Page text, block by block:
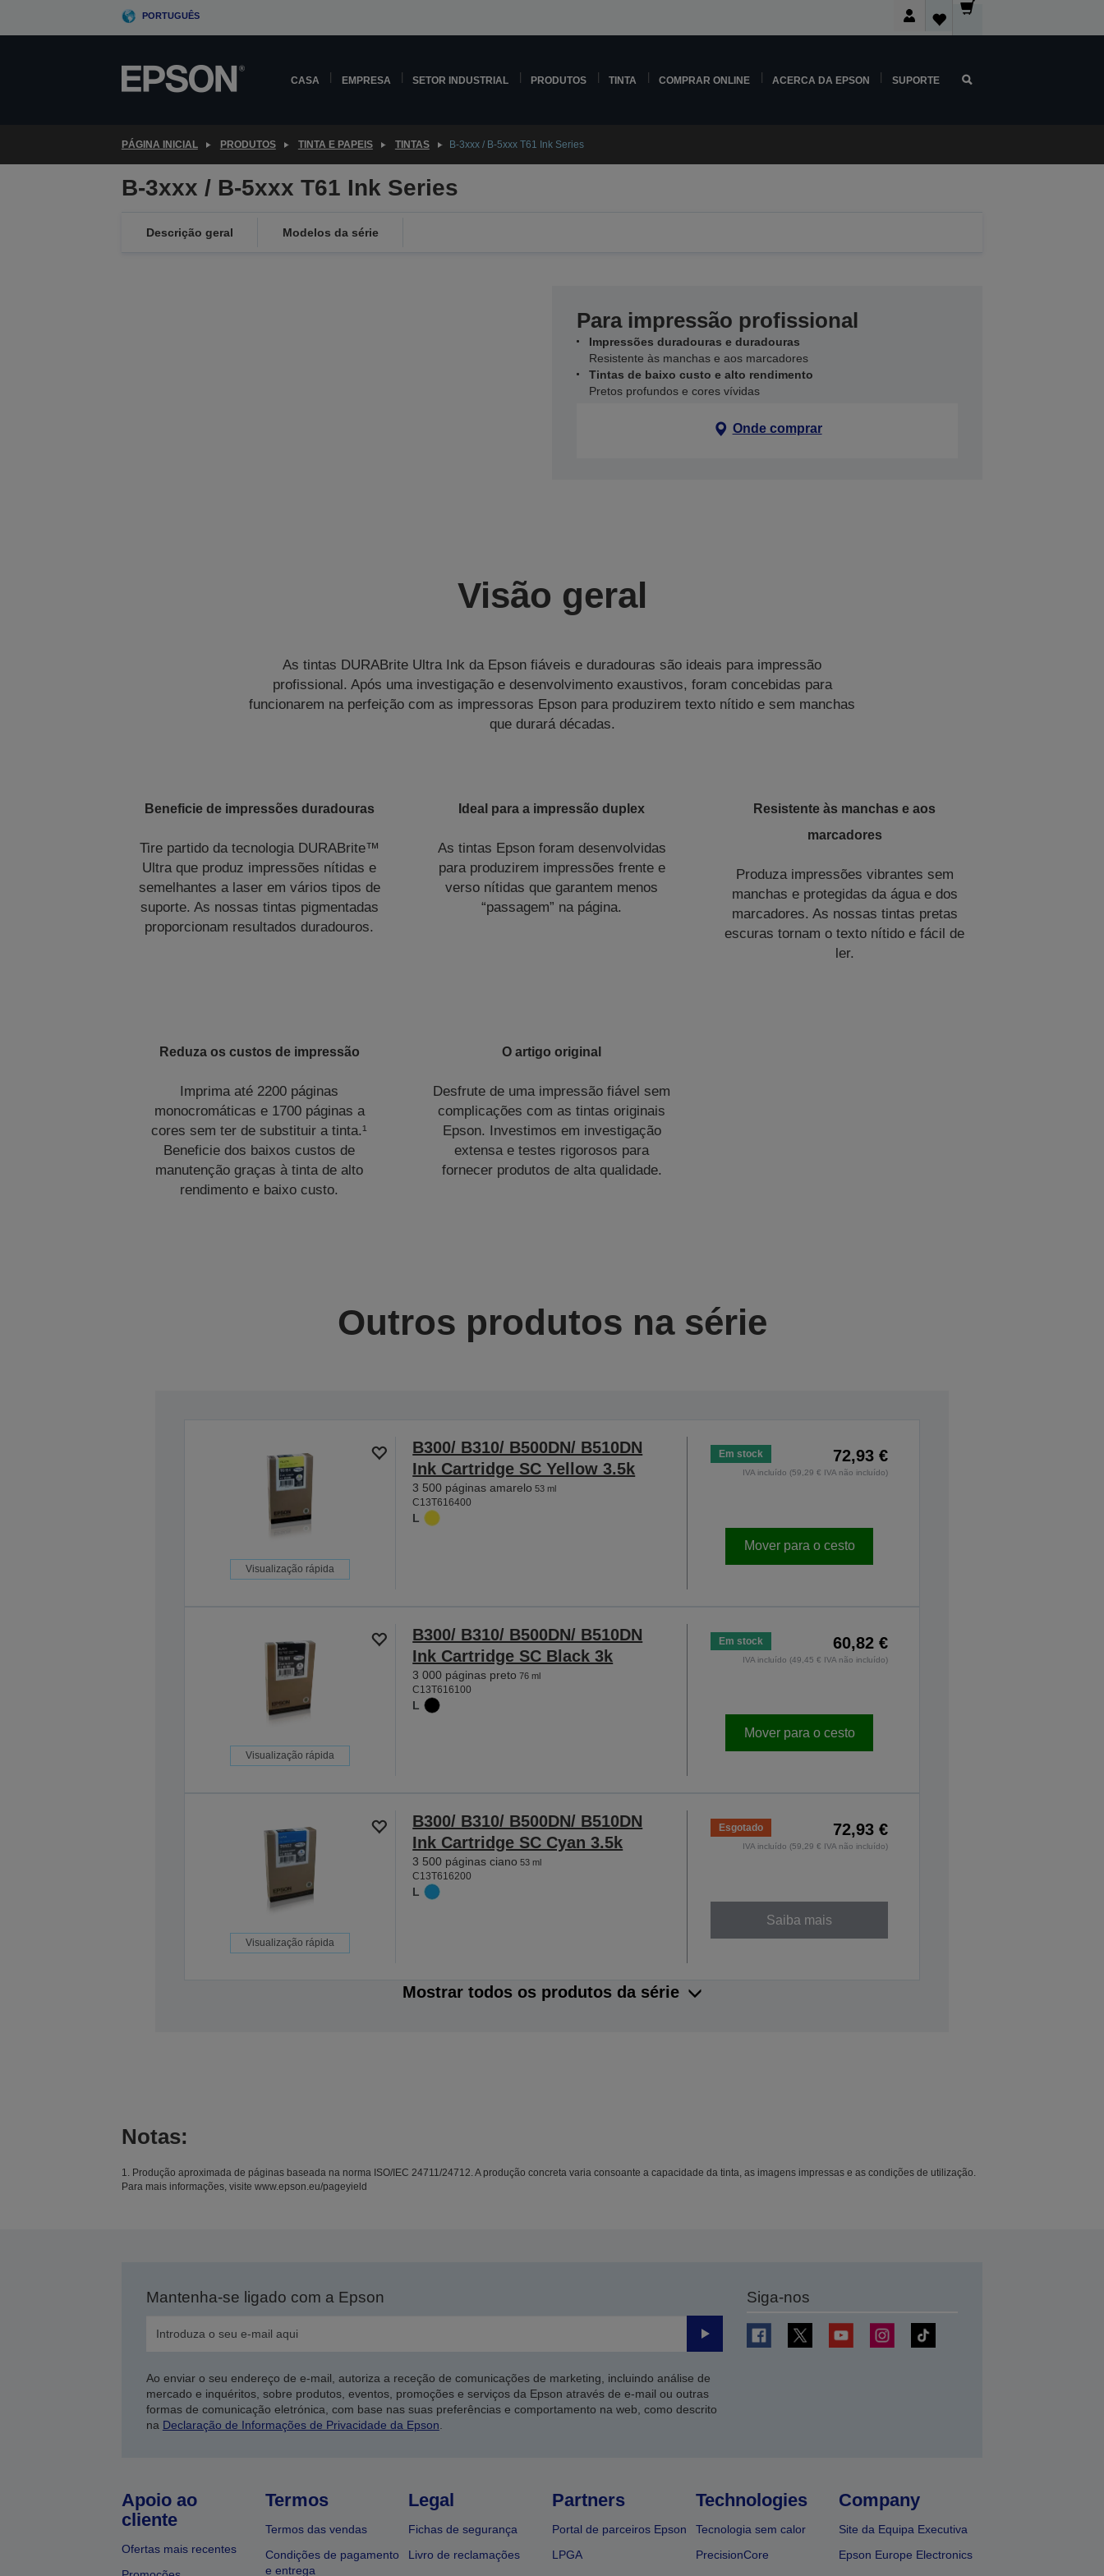
PORTUGUÊS
CASA EMPRESA SETOR INDUSTRIAL PRODUTOS TINTA COMPRAR ONLINE ACERCA DA EPSON SUPORTE
PÁGINA INICIAL PRODUTOS TINTA E PAPEIS TINTAS B-3xxx / B-5xxx T61 Ink Series
B-3xxx / B-5xxx T61 Ink Series
Descrição geral Modelos da série
Para impressão profissional
Impressões duradouras e duradouras
Resistente às manchas e aos marcadores
Tintas de baixo custo e alto rendimento
Pretos profundos e cores vívidas
Onde comprar
Visão geral
As tintas DURABrite Ultra Ink da Epson fiáveis e duradouras são ideais para impressão
profissional. Após uma investigação e desenvolvimento exaustivos, foram concebidas para
funcionarem na perfeição com as impressoras Epson para produzirem texto nítido e sem manchas
que durará décadas.
Beneficie de impressões duradouras
Tire partido da tecnologia DURABrite™
Ultra que produz impressões nítidas e
semelhantes a laser em vários tipos de
suporte. As nossas tintas pigmentadas
proporcionam resultados duradouros.
Ideal para a impressão duplex
As tintas Epson foram desenvolvidas
para produzirem impressões frente e
verso nítidas que garantem menos
“passagem” na página.
Resistente às manchas e aos
marcadores
Produza impressões vibrantes sem
manchas e protegidas da água e dos
marcadores. As nossas tintas pretas
escuras tornam o texto nítido e fácil de
ler.
Reduza os custos de impressão
Imprima até 2200 páginas
monocromáticas e 1700 páginas a
cores sem ter de substituir a tinta.¹
Beneficie dos baixos custos de
manutenção graças à tinta de alto
rendimento e baixo custo.
O artigo original
Desfrute de uma impressão fiável sem
complicações com as tintas originais
Epson. Investimos em investigação
extensa e testes rigorosos para
fornecer produtos de alta qualidade.
Outros produtos na série
Visualização rápida
B300/ B310/ B500DN/ B510DN
Ink Cartridge SC Yellow 3.5k
3 500 páginas amarelo 53 ml
C13T616400
L
Em stock 72,93 €
IVA incluído (59,29 € IVA não incluído)
Mover para o cesto
Visualização rápida
B300/ B310/ B500DN/ B510DN
Ink Cartridge SC Black 3k
3 000 páginas preto 76 ml
C13T616100
L
Em stock 60,82 €
IVA incluído (49,45 € IVA não incluído)
Mover para o cesto
Visualização rápida
B300/ B310/ B500DN/ B510DN
Ink Cartridge SC Cyan 3.5k
3 500 páginas ciano 53 ml
C13T616200
L
Esgotado 72,93 €
IVA incluído (59,29 € IVA não incluído)
Saiba mais
Mostrar todos os produtos da série
Notas:
1. Produção aproximada de páginas baseada na norma ISO/IEC 24711/24712. A produção concreta varia consoante a capacidade da tinta, as imagens impressas e as condições de utilização.
Para mais informações, visite www.epson.eu/pageyield
Mantenha-se ligado com a Epson
Enviar
Ao enviar o seu endereço de e-mail, autoriza a receção de comunicações de marketing, incluindo análise de
mercado e inquéritos, sobre produtos, eventos, promoções e serviços da Epson através de e-mail ou outras
formas de comunicação eletrónica, com base nas suas preferências e comportamento na web, como descrito
na Declaração de Informações de Privacidade da Epson
Siga-nos
Apoio ao
cliente
Ofertas mais recentes
Termos
Termos das vendas
Condições de pagamento
e entrega
Legal
Fichas de segurança
Livro de reclamações
Partners
Portal de parceiros Epson
LPGA
Technologies
Tecnologia sem calor
PrecisionCore
Company
Site da Equipa Executiva
Epson Europe Electronics